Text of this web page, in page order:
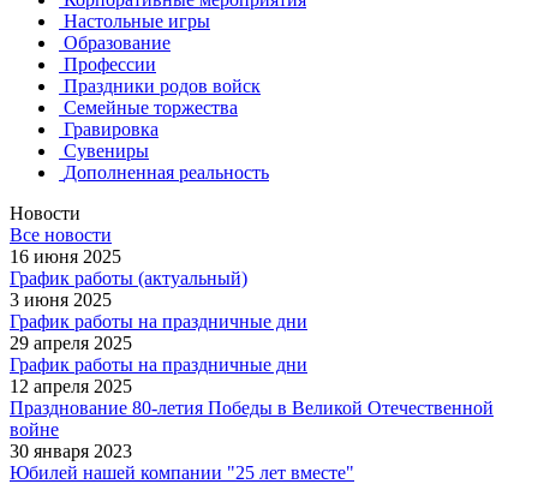
Настольные игры
Образование
Профессии
Праздники родов войск
Семейные торжества
Гравировка
Сувениры
Дополненная реальность
Новости
Все новости
16 июня 2025
График работы (актуальный)
3 июня 2025
График работы на праздничные дни
29 апреля 2025
График работы на праздничные дни
12 апреля 2025
Празднование 80-летия Победы в Великой Отечественной
войне
30 января 2023
Юбилей нашей компании "25 лет вместе"